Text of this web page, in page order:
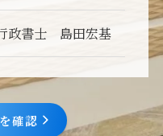
政書士 島田宏基
確認